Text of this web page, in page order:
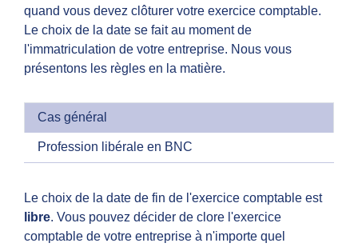
quand vous devez clôturer votre exercice comptable.
Le choix de la date se fait au moment de
l'immatriculation de votre entreprise. Nous vous
présentons les règles en la matière.
Cas général
Profession libérale en BNC
Le choix de la date de fin de l'exercice comptable est
libre. Vous pouvez décider de clore l'exercice
comptable de votre entreprise à n'importe quel